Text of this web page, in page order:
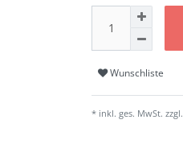
Wunschliste
* inkl. ges. MwSt. zzgl.